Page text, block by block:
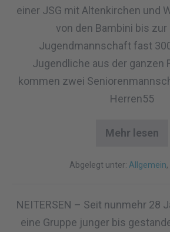
einer JSG mit Altenkirchen und
von den Bambini bis
Jugendmannschaft fast
Jugendliche aus der ganzen
kommen zwei
Herren55
Mehr lesen
Abgelegt unter: Allgemein,
NEITERSEN – Seit nunmehr 28
eine Gruppe junger bis